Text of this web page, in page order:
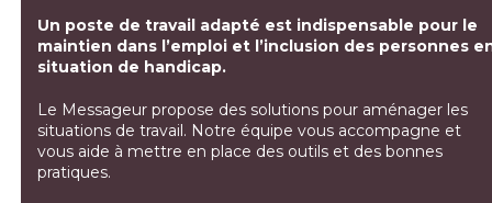
Un poste de travail adapté est indispensable pour le
maintien dans l’emploi et l’inclusion des personnes
situation de handicap.
Le Messageur propose des solutions pour aménager les
situations de travail. Notre équipe vous accompagne et
vous aide à mettre en place des outils et des bonnes
pratiques.